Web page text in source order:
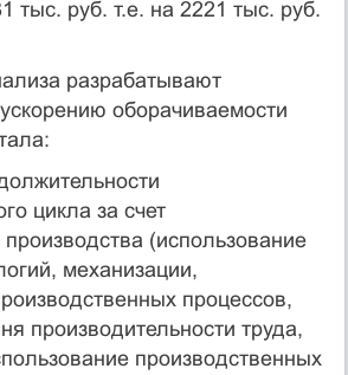
тыс. руб. т.е. на 2221 тыс. руб.
разрабатывают
оборачиваемости
цикла за счет
(использование
механизации,
процессов,
производительности труда,
производственных